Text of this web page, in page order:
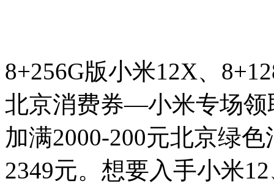
8+256G版小米12X、
北京消费券—小米专场领
加满2000-200元北京绿
2349元。想要入手小米